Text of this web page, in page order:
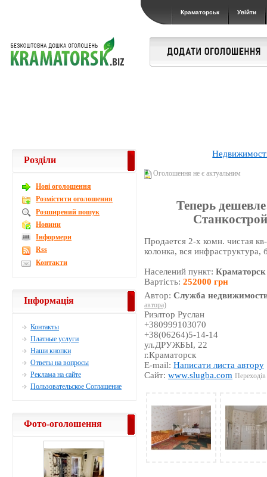
Краматорськ Увійти
Оголошення не є актуальним
Теперь
Продается 2-х комн. чистая
колонка, вся инфраструктура,
Населений пункт:Краматорск
Вартість:252000 грн
Автор:Служба
автора)
Риэлтор Руслан
+380999103070
+38(06264)5-14-14
ул.ДРУЖБЫ, 22
г.Краматорск
E-mail:Написати листа автору
Сайт:www.slugba.com
Розділи
Новi оголошення
Розмістити оголошення
Розширений пошук
Новини
Інформери
Rss
Контакти
Інформація
Контакты
Платные услуги
Наши кнопки
Ответы на вопросы
Реклама на сайте
Пользовательское Соглашение
Фото-оголошення